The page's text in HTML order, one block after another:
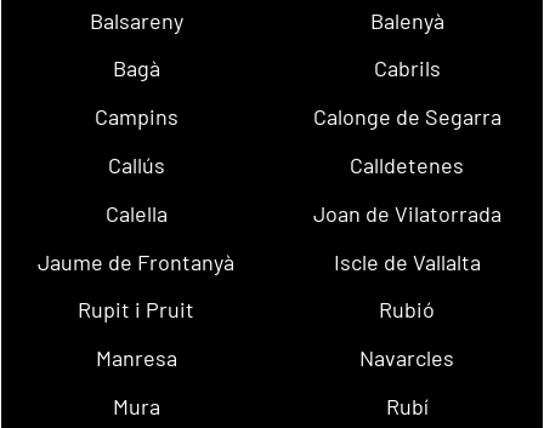
Balsareny
Balenyà
Bagà
Cabrils
Campins
Calonge de Segarra
Callús
Calldetenes
Calella
Joan de Vilatorrada
Jaume de Frontanyà
Iscle de Vallalta
Rupit i Pruit
Rubió
Manresa
Navarcles
Mura
Rubí